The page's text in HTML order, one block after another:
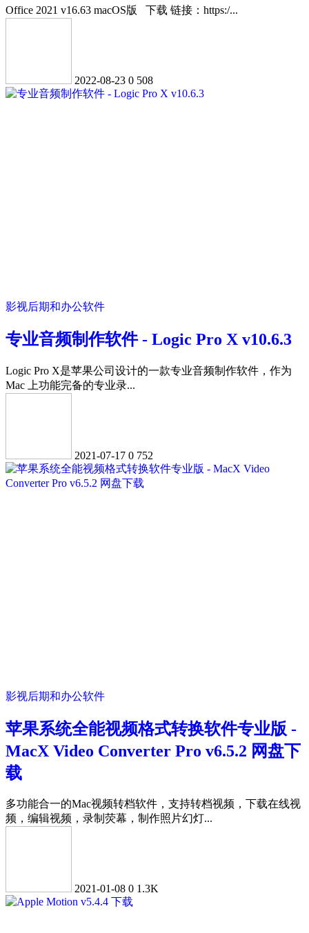
Office 2021 v16.63 macOS版 下载 链接：https:/...
2022-08-23 0 508
影视后期和办公软件
专业音频制作软件 - Logic Pro X v10.6.3
Logic Pro X是苹果公司设计的一款专业音频制作软件，作为
Mac 上功能完备的专业录...
2021-07-17 0 752
影视后期和办公软件
苹果系统全能视频格式转换软件专业版 -
MacX Video Converter Pro v6.5.2 网盘下
载
多功能合一的Mac视频转档软件，支持转档视频，下载在线视
频，编辑视频，录制荧幕，制作照片幻灯...
2021-01-08 0 1.3K